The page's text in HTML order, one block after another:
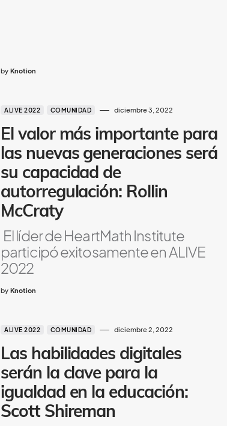
by Knotion
ALIVE 2022 COMUNIDAD diciembre 3, 2022
El valor más importante para
las nuevas generaciones será
su capacidad de
autorregulación: Rollin
McCraty
El líder de HeartMath Institute
participó exitosamente en ALIVE
2022
by Knotion
ALIVE 2022 COMUNIDAD diciembre 2, 2022
Las habilidades digitales
serán la clave para la
igualdad en la educación:
Scott Shireman